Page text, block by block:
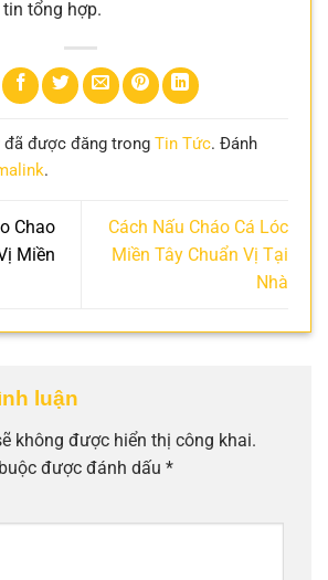
tổng hợp.
đã được đăng trong Tin Tức. Đánh
.
Chao
Miền
Cách Nấu Cháo Cá Lóc
Miền Tây Chuẩn Vị Tại
Nhà
luận
không được hiển thị công khai.
được đánh dấu *